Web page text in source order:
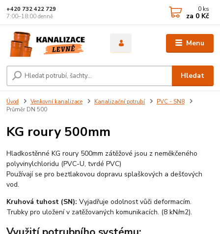
Menu
Hledat
+420 732 422 729
7:00–18:00 denně
0 ks
za 0 Kč
Úvod Venkovní kanalizace Kanalizační potrubí
PVC - SN8
Průměr DN 500
KG roury 500mm
Hladkostěnné KG roury 500mm zátěžové jsou z neměkčeného
polyvinylchloridu (PVC-U, tvrdé PVC)
Používají se pro beztlakovou dopravu splaškových a dešťových
vod.
Kruhová tuhost (SN):Vyjadřuje odolnost vůči deformacím.
Trubky pro uložení v zatěžovaných komunikacích. (8 kN/m2).